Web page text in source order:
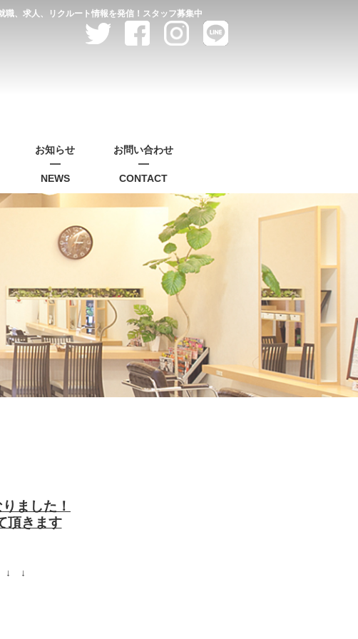
、求人、リクルート情報を発信！スタッフ募集中
お知らせ
NEWS
お問い合わせ
CONTACT
ました！
頂きます
↓ ↓